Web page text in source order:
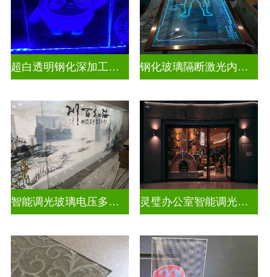
超白透明钢化深加工激光内雕发光艺术玻璃 钢化玻璃隔断激光内雕精雕
智能调光玻璃电压多少合适 灵璧办公室智能调光玻璃厂商